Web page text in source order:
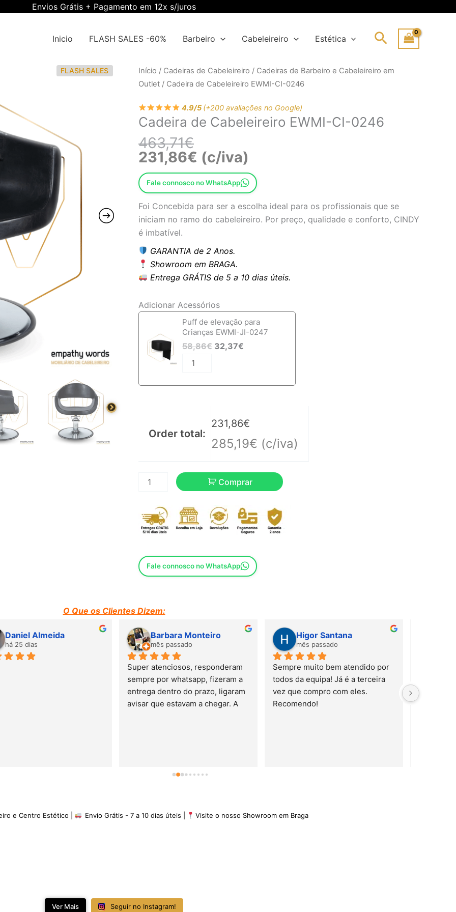
Envios Grátis + Pagamento em 12x s/juros
Inicio FLASH SALES -60% Barbeiro Cabeleireiro Estética Search
FLASH SALES Início / Cadeiras de Cabeleireiro / Cadeiras de Barbeiro e Cabeleireiro em
Outlet / Cadeira de Cabeleireiro EWMI-CI-0246
4.9/5 (+200 avaliações no Google)
Cadeira de Cabeleireiro EWMI-CI-0246
463,71€
O
preço
era:
463,71€.
O
preço
é:
231,86€.
231,86€ (c/iva)
Fale connosco no WhatsApp
Foi Concebida para ser a escolha ideal para os profissionais que se
iniciam no ramo do cabeleireiro. Por preço, qualidade e conforto, CINDY
é imbatível.
GARANTIA de 2 Anos.
Showroom em BRAGA.
Entrega GRÁTIS de 5 a 10 dias úteis.
Adicionar Acessórios
Puff de elevação para
Crianças EWMI-JI-0247
58,86€ 32,37€
Quantidade
de
Cadeira
de
EWMI-
0246
Order total:
231,86€
285,19€ (c/iva)
Quantidade
de
de
Cabeleireiro
EWMI-
CI-
0246
Comprar
Fale connosco no WhatsApp
O Que os Clientes Dizem:
Daniel Almeida
há 25 dias
Barbara Monteiro
mês passado
Super atenciosos, responderam
sempre por whatsapp, fizeram a
entrega dentro do prazo, ligaram
avisar que estavam a chegar. A
Higor Santana
mês passado
Sempre muito bem atendido por
todos da equipa! Já é a terceira
vez que compro com eles.
Recomendo!
e Centro Estético | Envio Grátis - 7 a 10 dias úteis | Visite o nosso Showroom em Braga
Ver Mais Seguir no Instagram!